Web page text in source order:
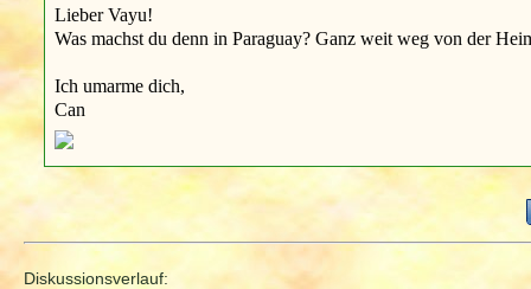
Lieber Vayu!
Was machst du denn in Paraguay? Ganz weit weg von der
Ich umarme dich,
Can
Diskussionsverlauf: